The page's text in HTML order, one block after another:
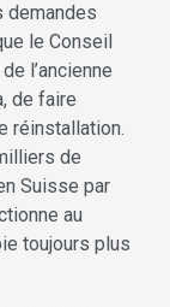
demandes
le Conseil
l’ancienne
de faire
réinstallation.
de
Suisse par
au
toujours plus